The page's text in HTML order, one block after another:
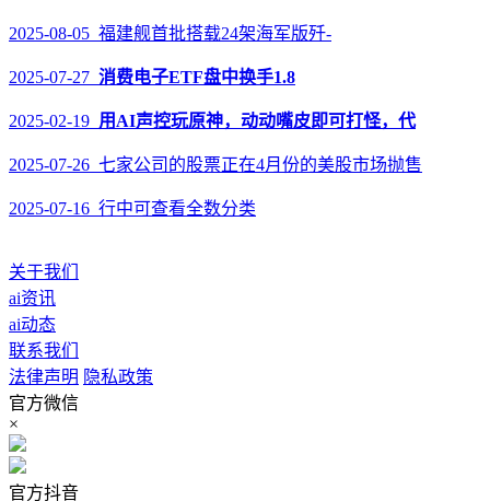
2025-08-05 福建舰首批搭载24架海军版歼-
2025-07-27 消费电子ETF盘中换手1.8
2025-02-19 用AI声控玩原神，动动嘴皮即可打怪，代
2025-07-26 七家公司的股票正在4月份的美股市场抛售
2025-07-16 行中可查看全数分类
关于我们
ai资讯
ai动态
联系我们
法律声明 隐私政策
官方微信
×
官方抖音